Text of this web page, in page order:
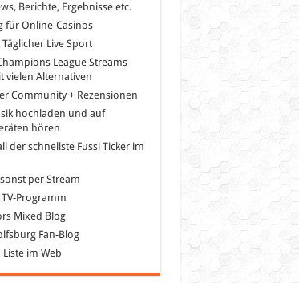
Berichte, Ergebnisse etc.
für Online-Casinos
Täglicher Live Sport
League Streams
vielen Alternativen
Community + Rezensionen
hochladen und auf
hören
der schnellste Fussi Ticker im
per Stream
Programm
Mixed Blog
Fan-Blog
im Web